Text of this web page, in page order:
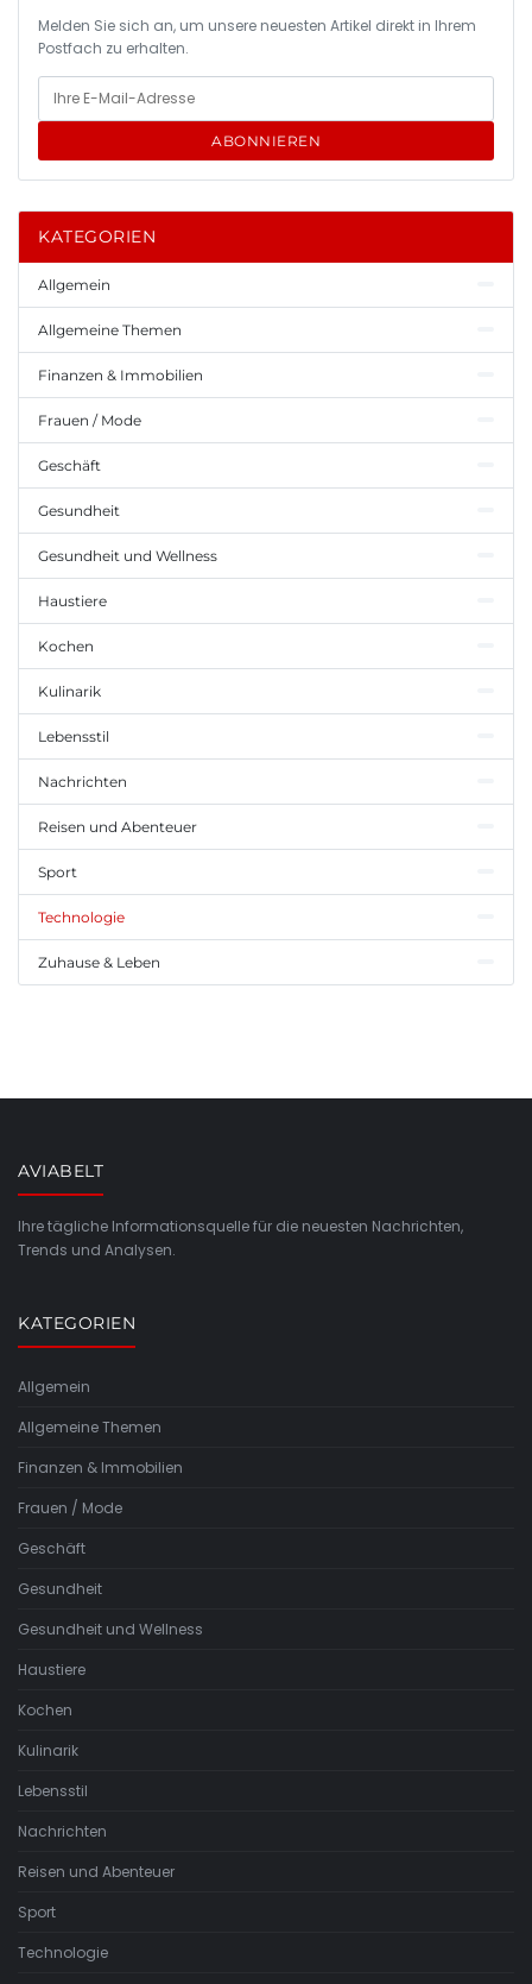
Melden Sie sich an, um unsere neuesten Artikel direkt in Ihrem
Postfach zu erhalten.
ABONNIEREN
KATEGORIEN
Allgemein
Allgemeine Themen
Finanzen & Immobilien
Frauen / Mode
Geschäft
Gesundheit
Gesundheit und Wellness
Haustiere
Kochen
Kulinarik
Lebensstil
Nachrichten
Reisen und Abenteuer
Sport
Technologie
Zuhause & Leben
AVIABELT
Ihre tägliche Informationsquelle für die neuesten Nachrichten,
Trends und Analysen.
KATEGORIEN
Allgemein
Allgemeine Themen
Finanzen & Immobilien
Frauen / Mode
Geschäft
Gesundheit
Gesundheit und Wellness
Haustiere
Kochen
Kulinarik
Lebensstil
Nachrichten
Reisen und Abenteuer
Sport
Technologie